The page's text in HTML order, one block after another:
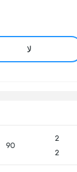
لا
2
2
90